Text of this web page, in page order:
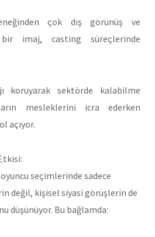
çok dış görünüş ve
bir imaj, casting süreçlerinde
koruyarak sektörde kalabilme
mesleklerini icra ederken
açıyor.
oyuncu seçimlerinde sadece
değil, kişisel siyasi görüşlerin de
düşünüyor. Bu bağlamda: